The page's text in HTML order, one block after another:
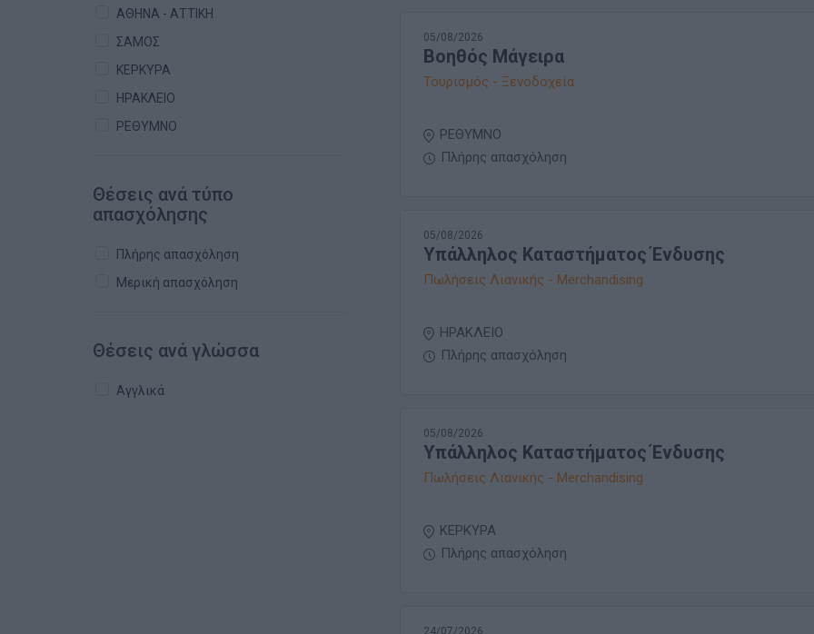
ΑΘΗΝΑ - ΑΤΤΙΚΗ
ΣΑΜΟΣ
ΚΕΡΚΥΡΑ
ΗΡΑΚΛΕΙΟ
ΡΕΘΥΜΝΟ
Θέσεις ανά τύπο
απασχόλησης
Πλήρης απασχόληση
Μερική απασχόληση
Θέσεις ανά γλώσσα
Αγγλικά
05/08/2026
Βοηθός Μάγειρα
Τουρισμός - Ξενοδοχεία
ΡΕΘΥΜΝΟ
Πλήρης απασχόληση
05/08/2026
Υπάλληλος Καταστήματος Ένδυσης
Πωλήσεις Λιανικής - Merchandising
ΗΡΑΚΛΕΙΟ
Πλήρης απασχόληση
05/08/2026
Υπάλληλος Καταστήματος Ένδυσης
Πωλήσεις Λιανικής - Merchandising
ΚΕΡΚΥΡΑ
Πλήρης απασχόληση
24/07/2026